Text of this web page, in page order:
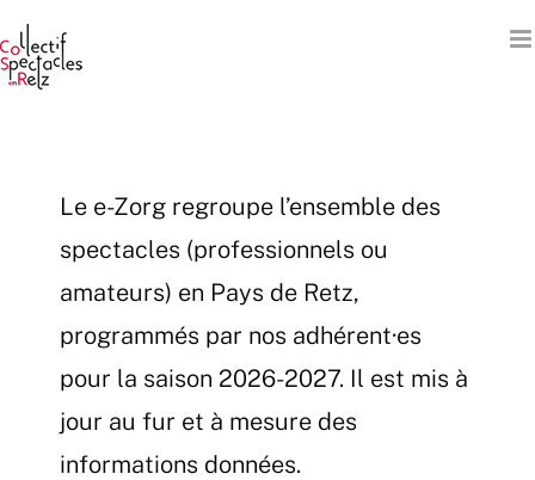
au
contenu
Le e-Zorg regroupe l’ensemble des
spectacles (professionnels ou
amateurs) en Pays de Retz,
programmés par nos adhérent·es
pour la saison 2026-2027. Il est mis à
jour au fur et à mesure des
informations données.